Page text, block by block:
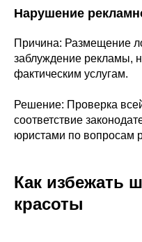
Нарушение
Причина: Размещение
заблуждение рекламы,
фактическим услугам.
Решение: Проверка
соответствие
юристами по вопросам
Как избежать
красоты